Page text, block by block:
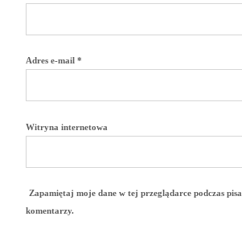
Adres e-mail *
Witryna internetowa
Zapamiętaj moje dane w tej przeglądarce podczas
komentarzy.